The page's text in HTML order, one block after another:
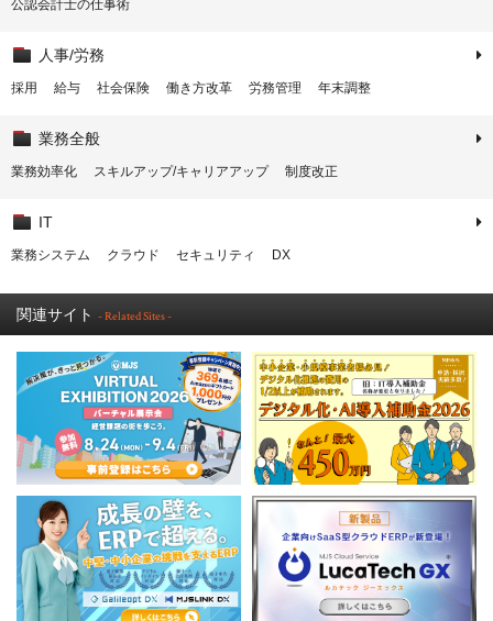
公認会計士の仕事術
人事/労務
採用 給与 社会保険 働き方改革 労務管理 年末調整
業務全般
業務効率化 スキルアップ/キャリアアップ 制度改正
IT
業務システム クラウド セキュリティ DX
関連サイト - Related Sites -